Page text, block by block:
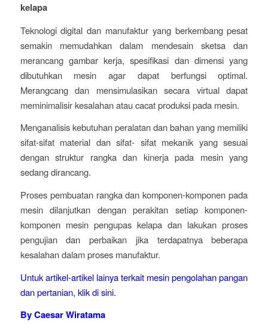
kelapa
Teknologi digital dan manufaktur yang berkembang pesat
semakin memudahkan dalam mendesain sketsa dan
merancang gambar kerja, spesifikasi dan dimensi yang
dibutuhkan mesin agar dapat berfungsi optimal.
Merangcang dan mensimulasikan secara virtual dapat
meminimalisir kesalahan atau cacat produksi pada mesin.
Menganalisis kebutuhan peralatan dan bahan yang memiliki
sifat-sifat material dan sifat- sifat mekanik yang sesuai
dengan struktur rangka dan kinerja pada mesin yang
sedang dirancang.
Proses pembuatan rangka dan komponen-komponen pada
mesin dilanjutkan dengan perakitan setiap komponen-
komponen mesin pengupas kelapa dan lakukan proses
pengujian dan perbaikan jika terdapatnya beberapa
kesalahan dalam proses manufaktur.
Untuk artikel-artikel lainya terkait mesin pengolahan pangan
dan pertanian, klik di sini.
By Caesar Wiratama